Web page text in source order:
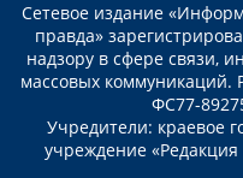
Сетевое издание
правда»
надзору в сфере связи,
массовых
ФС77-
Учредители: краевое
учреждение «Редакция